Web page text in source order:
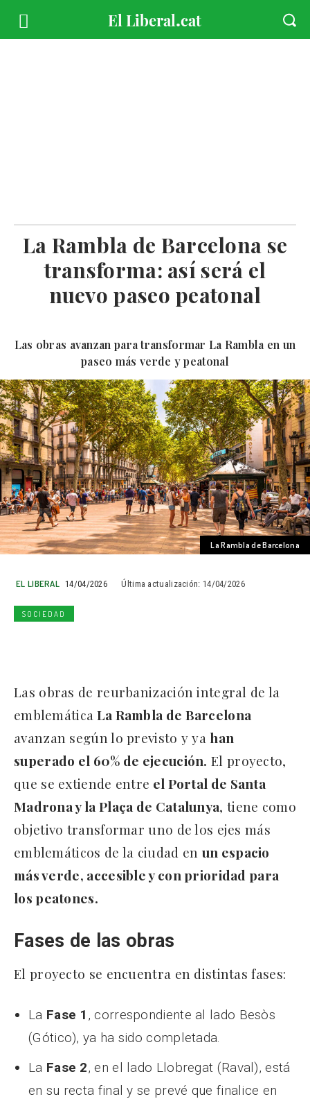
La Rambla de Barcelona se
transforma: así será el
nuevo paseo peatonal
Las obras avanzan para transformar La Rambla en un
paseo más verde y peatonal
La Rambla de Barcelona
EL LIBERAL 14/04/2026 Última actualización: 14/04/2026
SOCIEDAD
Las obras de reurbanización integral de la
emblemática La Rambla de Barcelona
avanzan según lo previsto y ya han
superado el 60% de ejecución. El proyecto,
que se extiende entre el Portal de Santa
Madrona y la Plaça de Catalunya, tiene como
objetivo transformar uno de los ejes más
emblemáticos de la ciudad en un espacio
más verde, accesible y con prioridad para
los peatones.
Fases de las obras
El proyecto se encuentra en distintas fases:
La Fase 1 , correspondiente al lado Besòs
(Gótico), ya ha sido completada.
La Fase 2, en el lado Llobregat (Raval), está
en su recta final y se prevé que finalice en